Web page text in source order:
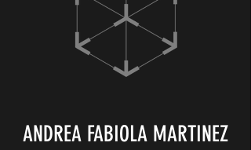
ANDREA FABIOLA MARTINEZ